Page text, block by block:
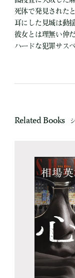
死体で発見されたと
耳にした見城は動
彼女とは理無い仲
ハードな犯罪サス
Related Books